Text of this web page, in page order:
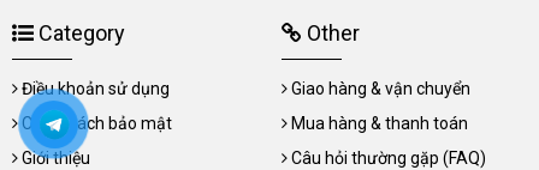
Category
Điều khoản sử dụng
Chính sách bảo mật
Giới thiệu
Other
Giao hàng & vận chuyển
Mua hàng & thanh toán
Câu hỏi thường gặp (FAQ)